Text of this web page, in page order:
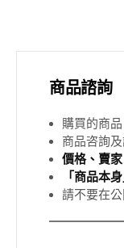
商品諮詢
購買的商品
商品咨詢
價格、賣
「商品本
請不要在